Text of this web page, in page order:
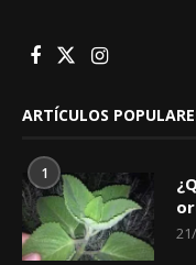
ARTÍCULOS
1